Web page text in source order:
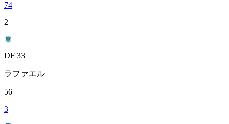
74
2
DF 33
ラファエル
56
3